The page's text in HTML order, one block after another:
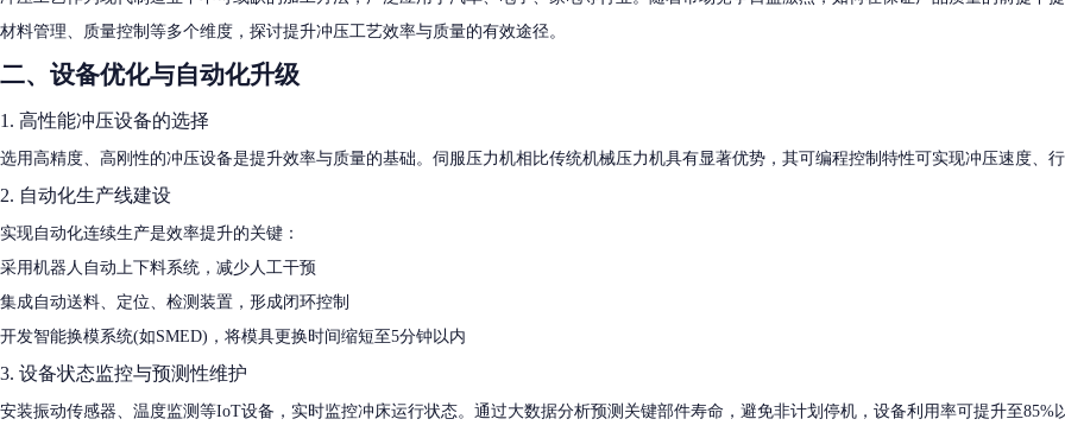
材料管理、质量控制等多个维度，探讨提升冲压工艺效率与质量的有效途径。
二、设备优化与自动化升级
1. 高性能冲压设备的选择
选用高精度、高刚性的冲压设备是提升效率与质量的基础。伺服压力机相比传统机械压力机具有显著优势，其可编程控制特性可实现冲压速度、
2. 自动化生产线建设
实现自动化连续生产是效率提升的关键：
采用机器人自动上下料系统，减少人工干预
集成自动送料、定位、检测装置，形成闭环控制
开发智能换模系统(如SMED)，将模具更换时间缩短至5分钟以内
3. 设备状态监控与预测性维护
安装振动传感器、温度监测等IoT设备，实时监控冲床运行状态。通过大数据分析预测关键部件寿命，避免非计划停机，设备利用率可提升至85%